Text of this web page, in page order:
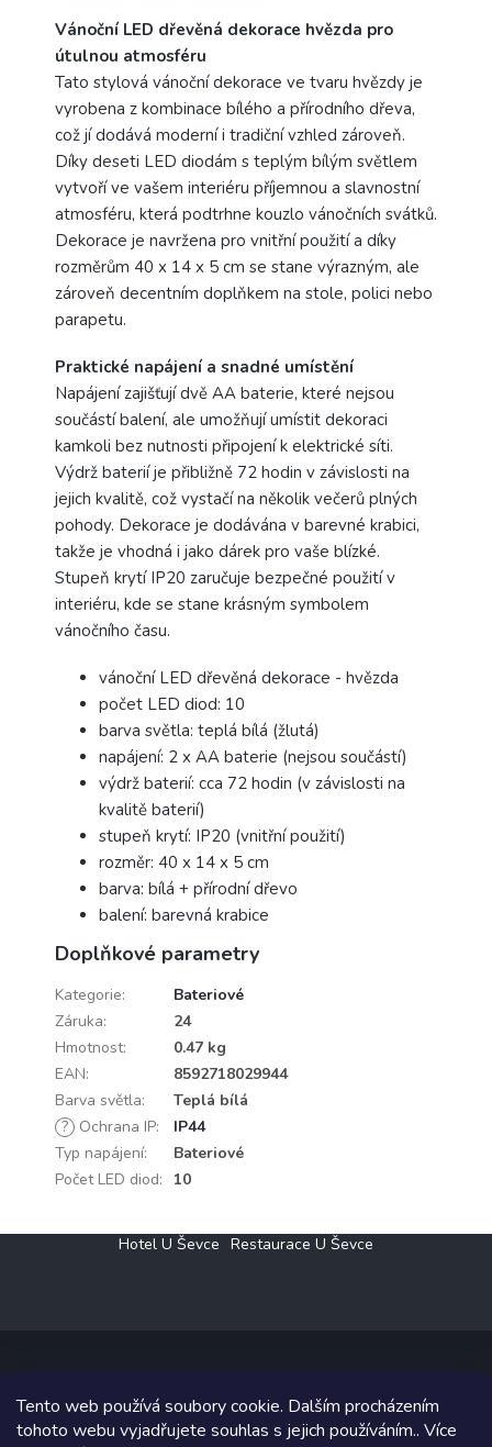
Tento web používá soubory cookie. Dalším procházením
tohoto webu vyjadřujete souhlas s jejich používáním.. Více
Vánoční LED dřevěná dekorace hvězda pro
útulnou atmosféru
Tato stylová vánoční dekorace ve tvaru hvězdy je
vyrobena z kombinace bílého a přírodního dřeva,
což jí dodává moderní i tradiční vzhled zároveň.
Díky deseti LED diodám s teplým bílým světlem
vytvoří ve vašem interiéru příjemnou a slavnostní
atmosféru, která podtrhne kouzlo vánočních svátků.
Dekorace je navržena pro vnitřní použití a díky
rozměrům 40 x 14 x 5 cm se stane výrazným, ale
zároveň decentním doplňkem na stole, polici nebo
parapetu.
Praktické napájení a snadné umístění
Napájení zajišťují dvě AA baterie, které nejsou
součástí balení, ale umožňují umístit dekoraci
kamkoli bez nutnosti připojení k elektrické síti.
Výdrž baterií je přibližně 72 hodin v závislosti na
jejich kvalitě, což vystačí na několik večerů plných
pohody. Dekorace je dodávána v barevné krabici,
takže je vhodná i jako dárek pro vaše blízké.
Stupeň krytí IP20 zaručuje bezpečné použití v
interiéru, kde se stane krásným symbolem
vánočního času.
vánoční LED dřevěná dekorace - hvězda
počet LED diod: 10
barva světla: teplá bílá (žlutá)
napájení: 2 x AA baterie (nejsou součástí)
výdrž baterií: cca 72 hodin (v závislosti na
kvalitě baterií)
stupeň krytí: IP20 (vnitřní použití)
rozměr: 40 x 14 x 5 cm
barva: bílá + přírodní dřevo
balení: barevná krabice
Doplňkové parametry
Kategorie:
Bateriové
Záruka:
24
Hmotnost:
0.47 kg
EAN:
8592718029944
Barva světla:
Teplá bílá
? Ochrana IP:
IP44
Typ napájení:
Bateriové
Počet LED diod: 10
Hotel U Ševce Restaurace U Ševce
Copyright 2026Elektro Klesný s.r.o.. Všechna práva vyhrazena.